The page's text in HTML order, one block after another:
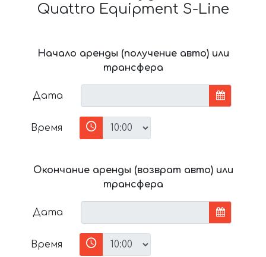
Quattro Equipment S-Line
Начало аренды (получение авто) или
трансфера
Дата
Время
Окончание аренды (возврат авто) или
трансфера
Дата
Время